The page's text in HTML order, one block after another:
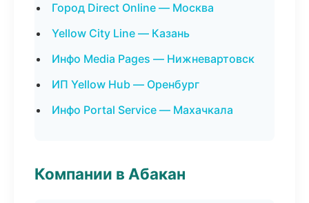
Город Direct Online — Москва
Yellow City Line — Казань
Инфо Media Pages — Нижневартовск
ИП Yellow Hub — Оренбург
Инфо Portal Service — Махачкала
Компании в Абакан